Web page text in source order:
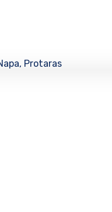
Protaras